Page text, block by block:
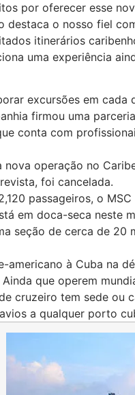
por oferecer esse
destaca o nosso fiel
itinerários
uma experiência
excursões em
firmou uma
conta com
nova operação no
foi cancelada.
passageiros, o
em doca-seca neste
seção de cerca de 20
americano à Cuba na
que operem
cruzeiro tem sede ou
a qualquer porto